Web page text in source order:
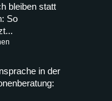
bleiben statt
So
in der